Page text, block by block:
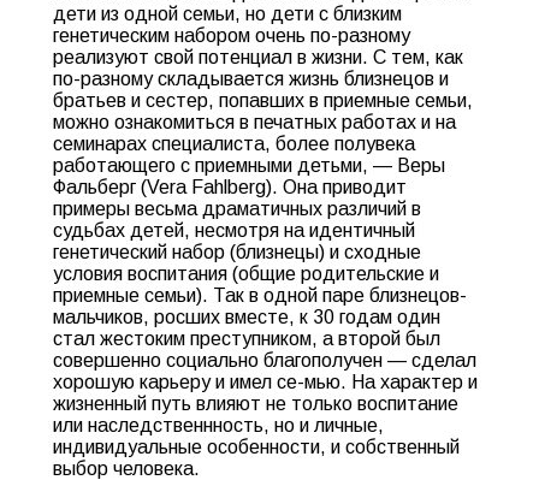
дети из одной семьи, но дети с близким
генетическим набором очень по-разному
реализуют свой потенциал в жизни. С тем, как
по-разному складывается жизнь близнецов и
братьев и сестер, попавших в приемные семьи,
можно ознакомиться в печатных работах и на
семинарах специалиста, более полувека
работающего с приемными детьми, — Веры
Фальберг (Vera Fahlberg). Она приводит
примеры весьма драматичных различий в
судьбах детей, несмотря на идентичный
генетический набор (близнецы) и сходные
условия воспитания (общие родительские и
приемные семьи). Так в одной паре близнецов-
мальчиков, росших вместе, к 30 годам один
стал жестоким преступником, а второй был
совершенно социально благополучен — сделал
хорошую карьеру и имел се-мью. На характер и
жизненный путь влияют не только воспитание
или наследственнность, но и личные,
индивидуальные особенности, и собственный
выбор человека.